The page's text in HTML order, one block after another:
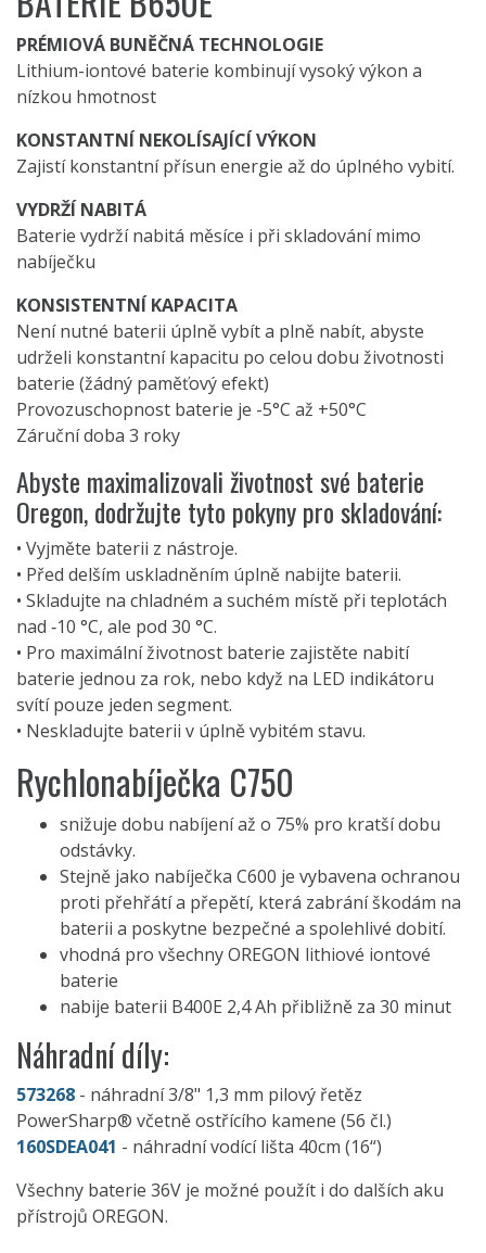
PRÉMIOVÁ BUNĚČNÁ TECHNOLOGIE
Lithium-iontové baterie kombinují vysoký výkon a
nízkou hmotnost
KONSTANTNÍ NEKOLÍSAJÍCÍ VÝKON
Zajistí konstantní přísun energie až do úplného vybití.
VYDRŽÍ NABITÁ
Baterie vydrží nabitá měsíce i při skladování mimo
nabíječku
KONSISTENTNÍ KAPACITA
Není nutné baterii úplně vybít a plně nabít, abyste
udrželi konstantní kapacitu po celou dobu životnosti
baterie (žádný paměťový efekt)
Provozuschopnost baterie je -5°C až +50°C
Záruční doba 3 roky
Abyste maximalizovali životnost své baterie
Oregon, dodržujte tyto pokyny pro skladování:
• Vyjměte baterii z nástroje.
• Před delším uskladněním úplně nabijte baterii.
• Skladujte na chladném a suchém místě při teplotách
nad ‑10 °C, ale pod 30 °C.
• Pro maximální životnost baterie zajistěte nabití
baterie jednou za rok, nebo když na LED indikátoru
svítí pouze jeden segment.
• Neskladujte baterii v úplně vybitém stavu.
Rychlonabíječka C750
snižuje dobu nabíjení až o 75% pro kratší dobu
odstávky.
Stejně jako nabíječka C600 je vybavena ochranou
proti přehřátí a přepětí, která zabrání škodám na
baterii a poskytne bezpečné a spolehlivé dobití.
vhodná pro všechny OREGON lithiové iontové
baterie
nabije baterii B400E 2,4 Ah přibližně za 30 minut
Náhradní díly:
573268 - náhradní 3/8" 1,3 mm pilový řetěz
PowerSharp® včetně ostřícího kamene (56 čl.)
160SDEA041 - náhradní vodící lišta 40cm (16“)
Všechny baterie 36V je možné použít i do dalších aku
přístrojů OREGON.